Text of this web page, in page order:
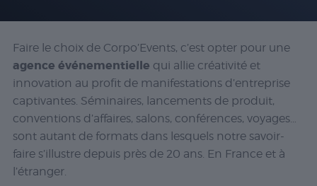
Faire le choix de Corpo’Events, c’est opter pour une
agence événementielle qui allie créativité et
innovation au profit de manifestations d’entreprise
captivantes. Séminaires, lancements de produit,
conventions d’affaires, salons, conférences, voyages…
sont autant de formats dans lesquels notre savoir-
faire s’illustre depuis près de 20 ans. En France et à
l’étranger.